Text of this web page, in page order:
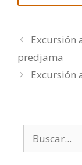
Excursión
predjama
Excursión